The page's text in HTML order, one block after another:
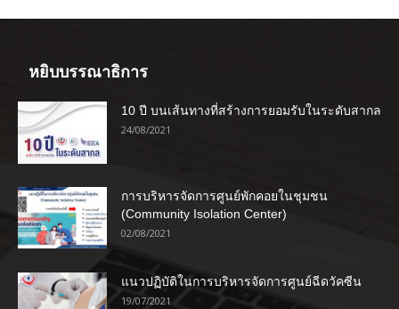
หยิบบรรณาธิการ
10 ปี บนเส้นทางที่สร้างการยอมรับในระดับสากล
24/08/2021
การบริหารจัดการศูนย์พักคอยในชุมชน
(Community Isolation Center)
02/08/2021
แนวปฏิบัติในการบริหารจัดการศูนย์ฉีดวัคซีน
19/07/2021